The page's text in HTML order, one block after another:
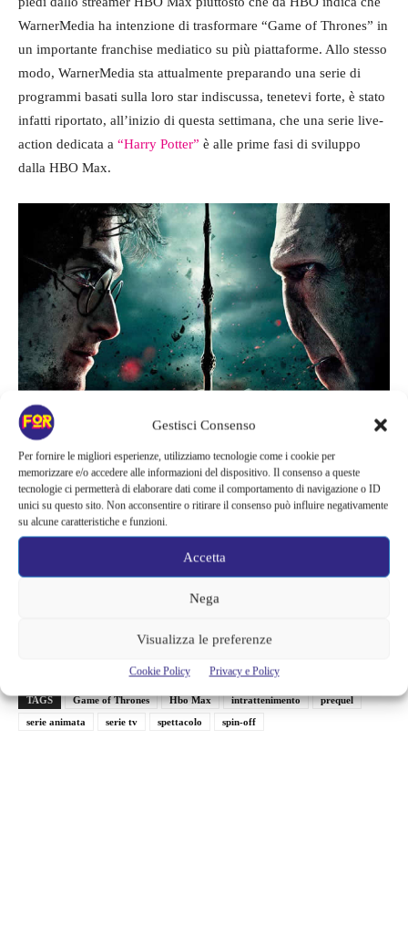
Gestisci Consenso
Per fornire le migliori esperienze, utilizziamo tecnologie come i cookie per
memorizzare e/o accedere alle informazioni del dispositivo. Il consenso a queste
tecnologie ci permetterà di elaborare dati come il comportamento di navigazione o ID
unici su questo sito. Non acconsentire o ritirare il consenso può influire negativamente
su alcune caratteristiche e funzioni.
Accetta
Nega
Visualizza le preferenze
Cookie Policy Privacy e Policy
WarnerMedia ha intenzione di trasformare “Game of Thrones” in
un importante franchise mediatico su più piattaforme. Allo stesso
modo, WarnerMedia sta attualmente preparando una serie di
programmi basati sulla loro star indiscussa, tenetevi forte, è stato
infatti riportato, all’inizio di questa settimana, che una serie live-
action dedicata a “Harry Potter” è alle prime fasi di sviluppo
dalla HBO Max.
HBO Max ha già diverse serie DC Comics in lavorazione, tra cui
“Peacemaker” con John Cena come spinoff del prossimo film di
James Gunn “Suicide Squad” e una serie su “Green Lantern” di
Greg Berlanti. Inoltre JJ Abrams sta anche progettando e
lavorando alla serie “Justice League Dark”. Ma non è tutto, è in
arrivo una serie ispirata a “Shining” su cui stanno lavorando
niente meno che Abrams e Bad Robot, così come uno spinoff di
Bene Gesserit.
TAGS Game of Thrones Hbo Max intrattenimento
prequel
serie animata
serie tv spettacolo spin-off